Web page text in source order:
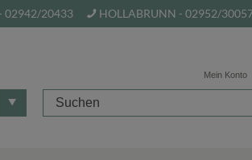
02942/20433 HOLLABRUNN - 02952/
Mein Konto